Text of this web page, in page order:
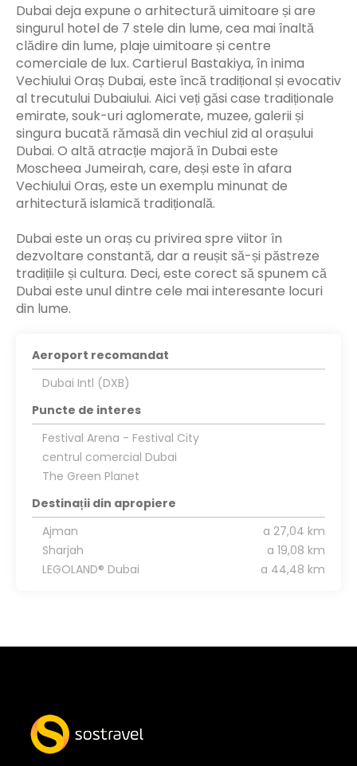
Dubai deja expune o arhitectură uimitoare și are
singurul hotel de 7 stele din lume, cea mai înaltă
clădire din lume, plaje uimitoare și centre
comerciale de lux. Cartierul Bastakiya, în inima
Vechiului Oraș Dubai, este încă tradițional și evocativ
al trecutului Dubaiului. Aici veți găsi case tradiționale
emirate, souk-uri aglomerate, muzee, galerii și
singura bucată rămasă din vechiul zid al orașului
Dubai. O altă atracție majoră în Dubai este
Moscheea Jumeirah, care, deși este în afara
Vechiului Oraș, este un exemplu minunat de
arhitectură islamică tradițională.
Dubai este un oraș cu privirea spre viitor în
dezvoltare constantă, dar a reușit să-și păstreze
tradițiile și cultura. Deci, este corect să spunem că
Dubai este unul dintre cele mai interesante locuri
din lume.
Aeroport recomandat
Dubai Intl (DXB)
Puncte de interes
Festival Arena - Festival City
centrul comercial Dubai
The Green Planet
Destinații din apropiere
Ajman
a 27,04 km
Sharjah
a 19,08 km
LEGOLAND® Dubai
a 44,48 km